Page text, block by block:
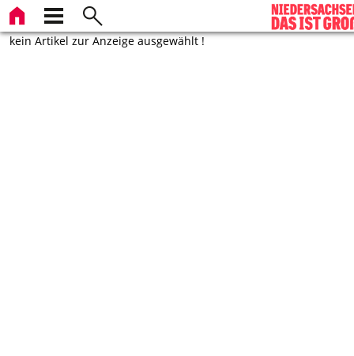
kein Artikel zur Anzeige ausgewählt !